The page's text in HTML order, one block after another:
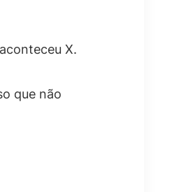
X.
que não